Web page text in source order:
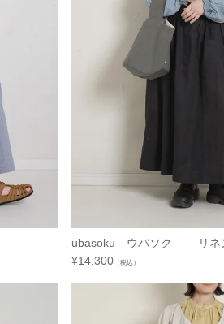
ubasoku ウバソク リネ
¥14,300（税込）